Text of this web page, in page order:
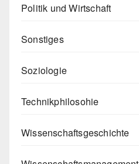
Politik und Wirtschaft
Sonstiges
Soziologie
Technikphilosohie
Wissenschaftsgeschichte